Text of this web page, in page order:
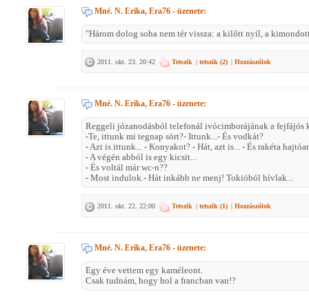
Mné. N. Erika, Era76 - üzenete:
"Három dolog soha nem tér vissza: a kilőtt nyíl, a
2011. okt. 23. 20:42 Tetszik | tetszik (2) | Hozzászólok
Mné. N. Erika, Era76 - üzenete:
Reggeli józanodásból telefonál ivócimborájának a fejfájós
-Te, ittunk mi tegnap sört?- Ittunk...- És vodkát?
- Azt is ittunk... - Konyakot? - Hát, azt is... - És rakéta
- A végén abból is egy kicsit...
- És voltál már wc-n??
- Most indulok.- Hát inkább ne menj! Tokióból hívlak...
2011. okt. 22. 22:00 Tetszik | tetszik (1) | Hozzászólok
Mné. N. Erika, Era76 - üzenete:
Egy éve vettem egy kaméleont.
Csak tudnám, hogy hol a francban van!?